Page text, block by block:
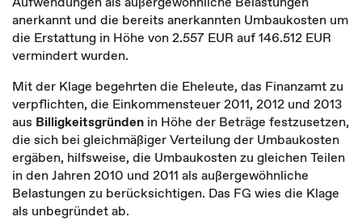
anerkannt und die bereits anerkannten Umbaukosten um
die Erstattung in Höhe von 2.557 EUR auf 146.512 EUR
vermindert wurden.
Mit der Klage begehrten die Eheleute, das Finanzamt zu
verpflichten, die Einkommensteuer 2011, 2012 und 2013
aus Billigkeitsgründen in Höhe der Beträge festzusetzen,
die sich bei gleichmäßiger Verteilung der Umbaukosten
ergäben, hilfsweise, die Umbaukosten zu gleichen Teilen
in den Jahren 2010 und 2011 als außergewöhnliche
Belastungen zu berücksichtigen. Das FG wies die Klage
als unbegründet ab.